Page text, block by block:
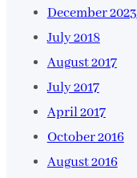
December 2023
July 2018
August 2017
July 2017
April 2017
October 2016
August 2016